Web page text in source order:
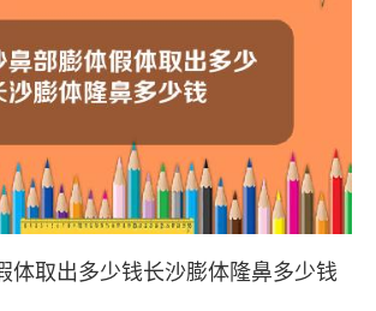
体取出多少钱长沙膨体隆鼻多少钱